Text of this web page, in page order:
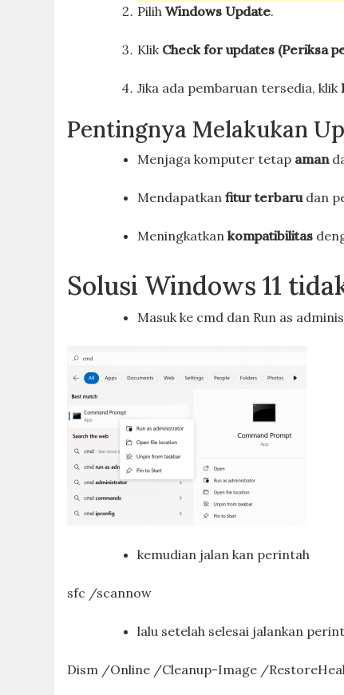
PilihWindows Update.
Klik Check for updates (Periksa
Jika ada pembaruan tersedia, klik
Pentingnya Melakukan
Menjaga komputer tetap aman
Mendapatkanfitur terbarudan
Meningkatkankompatibilitas
Solusi Windows 11
Masuk ke cmd dan Run as
kemudian jalan kan perintah
sfc /scannow
lalu setelah selesai jalankan
Dism /Online /Cleanup-Image /